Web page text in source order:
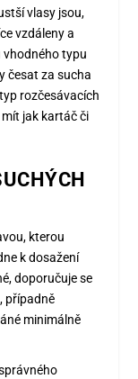
vlasy jsou,
vzdáleny a
vhodného typu
česat za sucha
rozčesávacích
jak kartáč či
kterou
k dosažení
doporučuje se
případně
minimálně